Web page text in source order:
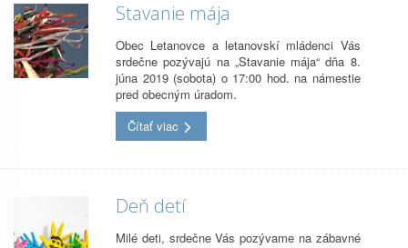
Stavanie mája
Obec Letanovce a letanovskí mládenci Vás
srdečne pozývajú na „Stavanie mája“ dňa 8.
júna 2019 (sobota) o 17:00 hod. na námestie
pred obecným úradom.
Čítať viac
Deň detí
Milé deti, srdečne Vás pozývame na zábavné